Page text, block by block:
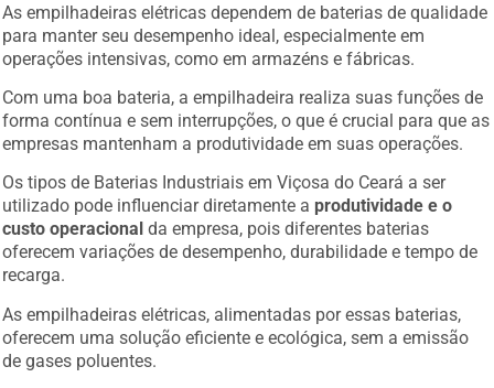
As empilhadeiras elétricas dependem de baterias de qualidade
para manter seu desempenho ideal, especialmente em
operações intensivas, como em armazéns e fábricas.
Com uma boa bateria, a empilhadeira realiza suas funções de
forma contínua e sem interrupções, o que é crucial para que as
empresas mantenham a produtividade em suas operações.
Os tipos de Baterias Industriais em Viçosa do Ceará a ser
utilizado pode influenciar diretamente a produtividade e o
custo operacional da empresa, pois diferentes baterias
oferecem variações de desempenho, durabilidade e tempo de
recarga.
As empilhadeiras elétricas, alimentadas por essas baterias,
oferecem uma solução eficiente e ecológica, sem a emissão
de gases poluentes.